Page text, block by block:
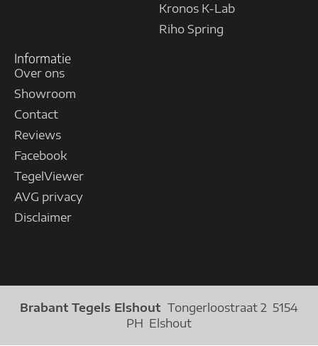
Kronos K-Lab
Riho Spring
Informatie
Over ons
Showroom
Contact
Reviews
Facebook
TegelViewer
AVG privacy
Disclaimer
Brabant Tegels Elshout Tongerloostraat 2 5154
PH Elshout